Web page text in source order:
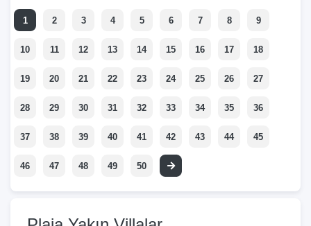
1 2 3 4 5 6 7 8 9
10 11 12 13 14 15 16 17 18
19 20 21 22 23 24 25 26 27
28 29 30 31 32 33 34 35 36
37 38 39 40 41 42 43 44 45
46 47 48 49 50